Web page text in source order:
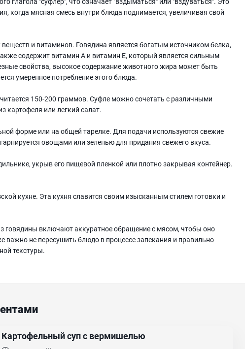
когда мясная смесь внутри блюда поднимается, увеличивая свой
и витаминов. Говядина является богатым источником белка,
содержит витамин А и витамин Е, который является сильным
свойства, высокое содержание животного жира может быть
умеренное потребление этого блюда.
150-200 граммов. Суфле можно сочетать с различными
картофеля или легкий салат.
форме или на общей тарелке. Для подачи используются свежие
овощами или зеленью для придания свежего вкуса.
укрыв его пищевой пленкой или плотно закрывая контейнер.
кухне. Эта кухня славится своим изысканным стилем готовки и
говядины включают аккуратное обращение с мясом, чтобы оно
важно не пересушить блюдо в процессе запекания и правильно
текстуры.
Картофельный суп с вермишелью